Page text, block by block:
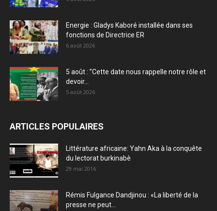
Energie : Gladys Kaboré installée dans ses
fonctions de Directrice ER
6 août 2026
5 août : ”Cette date nous rappelle notre rôle et
devoir...
5 août 2026
ARTICLES POPULAIRES
Littérature africaine: Yahn Aka à la conquête
du lectorat burkinabè
29 mai 2016
Rémis Fulgance Dandjinou : «La liberté de la
presse ne peut...